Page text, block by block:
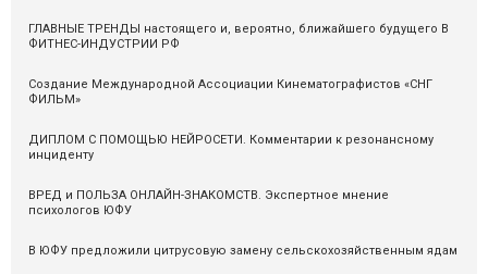
ГЛАВНЫЕ ТРЕНДЫ настоящего и, вероятно, ближайшего будущего В
ФИТНЕС-ИНДУСТРИИ РФ
Cоздание Международной Ассоциации Кинематографистов «СНГ
ФИЛЬМ»
ДИПЛОМ С ПОМОЩЬЮ НЕЙРОСЕТИ. Комментарии к резонансному
инциденту
ВРЕД и ПОЛЬЗА ОНЛАЙН-ЗНАКОМСТВ. Экспертное мнение
психологов ЮФУ
В ЮФУ предложили цитрусовую замену сельскохозяйственным ядам